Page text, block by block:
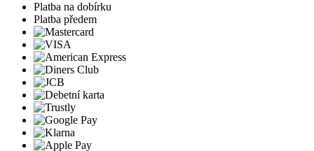
Platba na dobírku
Platba předem